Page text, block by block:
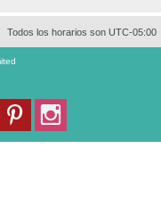
Todos los horarios son UTC-05:00